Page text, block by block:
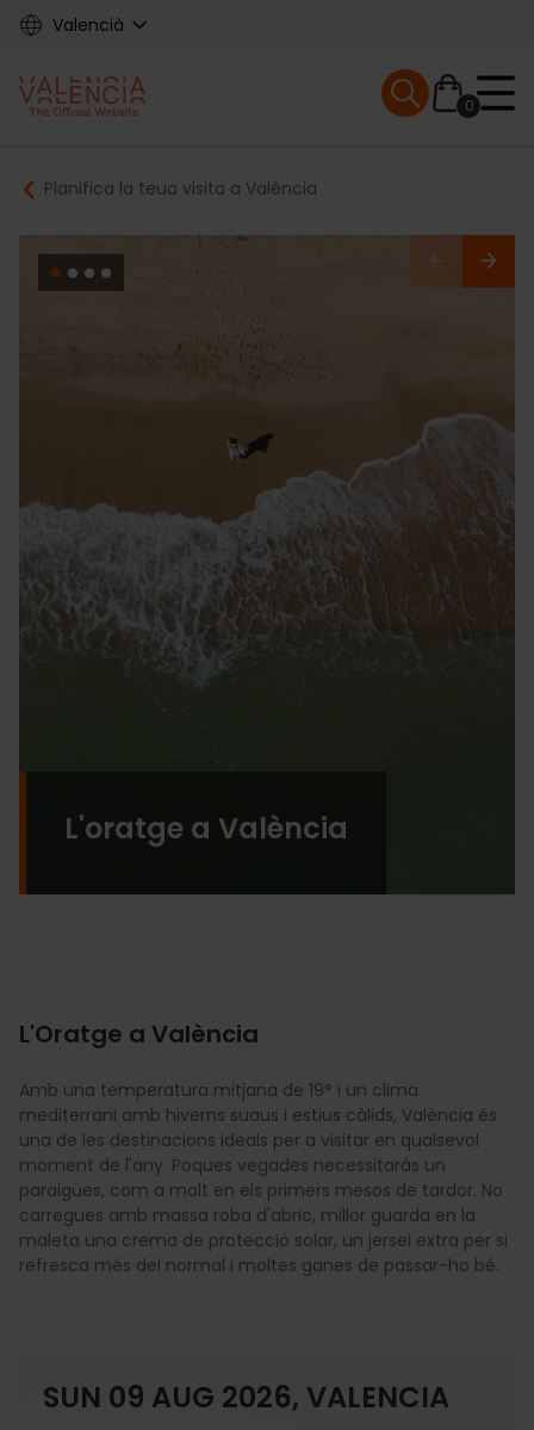
Skip
content
Valencià
Main
navigation
0
Mobile menu
Breadcrumb
Planifica la teua visita a València
L'oratge a València
L'Oratge a València
Amb una temperatura mitjana de 19° i un clima
mediterrani amb hiverns suaus i estius càlids, València és
una de les destinacions ideals per a visitar en qualsevol
moment de l'any. Poques vegades necessitaràs un
paraigües, com a molt en els primers mesos de tardor. No
carregues amb massa roba d'abric, millor guarda en la
maleta una crema de protecció solar, un jersei extra per si
refresca més del normal i moltes ganes de passar-ho bé.
SUN 09 AUG 2026, VALENCIA